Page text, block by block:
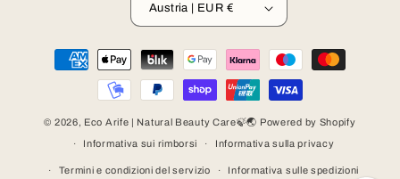
Austria | EUR €
Metodi
pagamento
© 2026, Eco Arife | Natural Beauty Care🍃🌏 Powered by Shopify
Informativa sui rimborsi
Informativa sulla privacy
Termini e condizioni del servizio Informativa sulle spedizioni